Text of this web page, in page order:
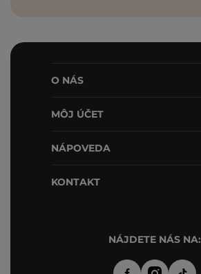
O NÁS
MÔJ ÚČET
NÁPOVEDA
KONTAKT
NÁJDETE NÁS NA: